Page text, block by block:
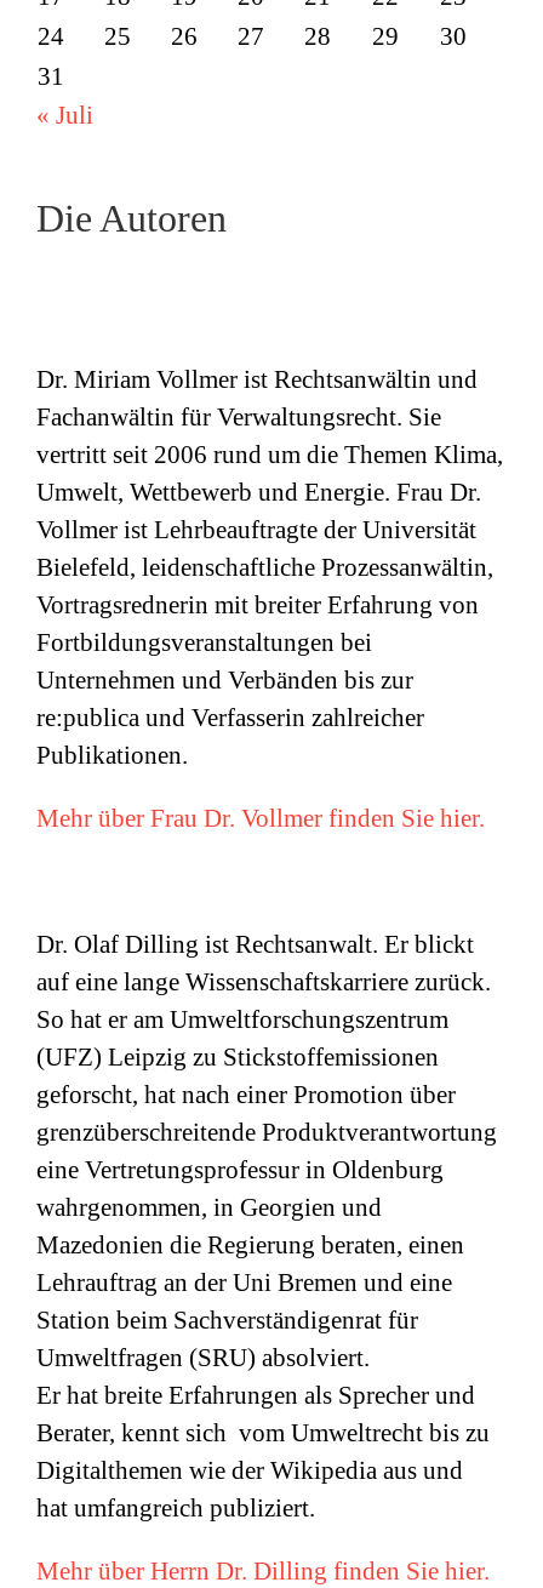
24
25 26 27 28 29
30
31
« Juli
Die Autoren
Dr. Miriam Vollmer ist Rechtsanwältin und
Fachanwältin für Verwaltungsrecht. Sie
vertritt seit 2006 rund um die Themen Klima,
Umwelt, Wettbewerb und Energie. Frau Dr.
Vollmer ist Lehrbeauftragte der Universität
Bielefeld, leidenschaftliche Prozessanwältin,
Vortragsrednerin mit breiter Erfahrung von
Fortbildungsveranstaltungen bei
Unternehmen und Verbänden bis zur
re:publica und Verfasserin zahlreicher
Publikationen.
Mehr über Frau Dr. Vollmer finden Sie hier.
Dr. Olaf Dilling ist Rechtsanwalt. Er blickt
auf eine lange Wissenschaftskarriere zurück.
So hat er am Umweltforschungszentrum
(UFZ) Leipzig zu Stickstoffemissionen
geforscht, hat nach einer Promotion über
grenzüberschreitende Produktverantwortung
eine Vertretungsprofessur in Oldenburg
wahrgenommen, in Georgien und
Mazedonien die Regierung beraten, einen
Lehrauftrag an der Uni Bremen und eine
Station beim Sachverständigenrat für
Umweltfragen (SRU) absolviert.
Er hat breite Erfahrungen als Sprecher und
Berater, kennt sich vom Umweltrecht bis zu
Digitalthemen wie der Wikipedia aus und
hat umfangreich publiziert.
Mehr über Herrn Dr. Dilling finden Sie hier.